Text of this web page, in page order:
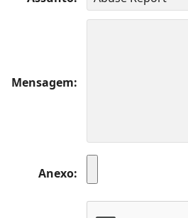
Mensagem
Anexo